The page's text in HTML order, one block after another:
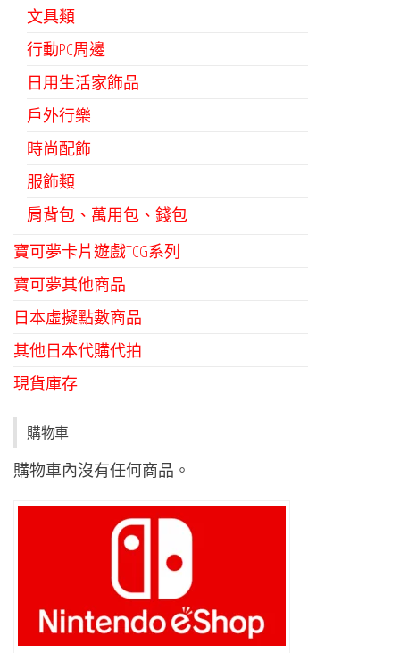
文具類
行動PC周邊
日用生活家飾品
戶外行樂
時尚配飾
服飾類
肩背包、萬用包、錢包
寶可夢卡片遊戲TCG系列
寶可夢其他商品
日本虛擬點數商品
其他日本代購代拍
現貨庫存
購物車
購物車內沒有任何商品。